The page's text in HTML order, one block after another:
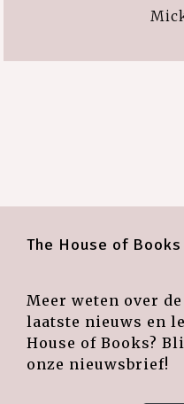
The House of
Meer weten over
laatste nieuws en
House of Books?
onze nieuwsbrief!